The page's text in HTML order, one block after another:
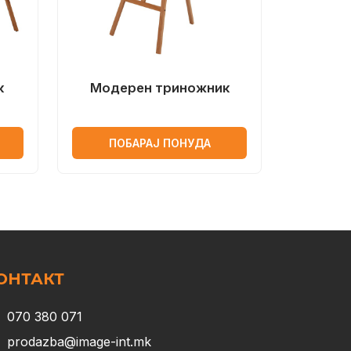
Модерен триножник
ПОБАРАЈ ПОНУДА
070 380 071
prodazba@image-int.mk